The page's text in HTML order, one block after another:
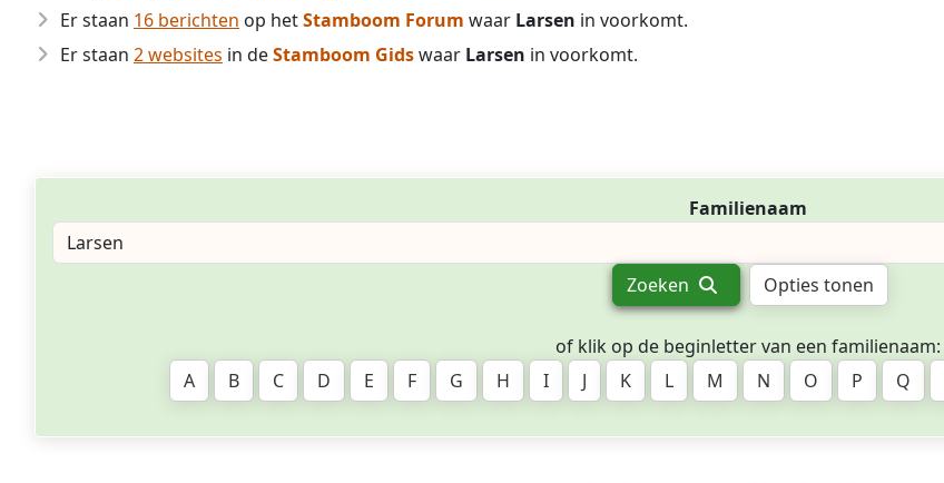
Er staan 16 berichten op hetStamboom Forum waar Larsen in voorkomt.
Er staan 2 websites in deStamboom Gidswaar Larsen in voorkomt.
Familienaam
Zoeken Opties tonen
of klik op de beginletter van een familienaam:
A
B C D E F G H I J K L M N O P Q